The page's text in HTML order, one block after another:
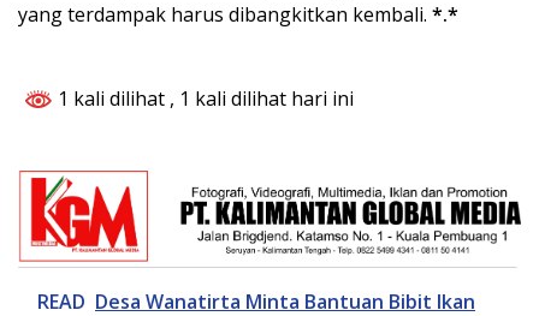
yang terdampak harus dibangkitkan kembali. *.*
1 kali dilihat , 1 kali dilihat hari ini
READ Desa Wanatirta Minta Bantuan Bibit Ikan